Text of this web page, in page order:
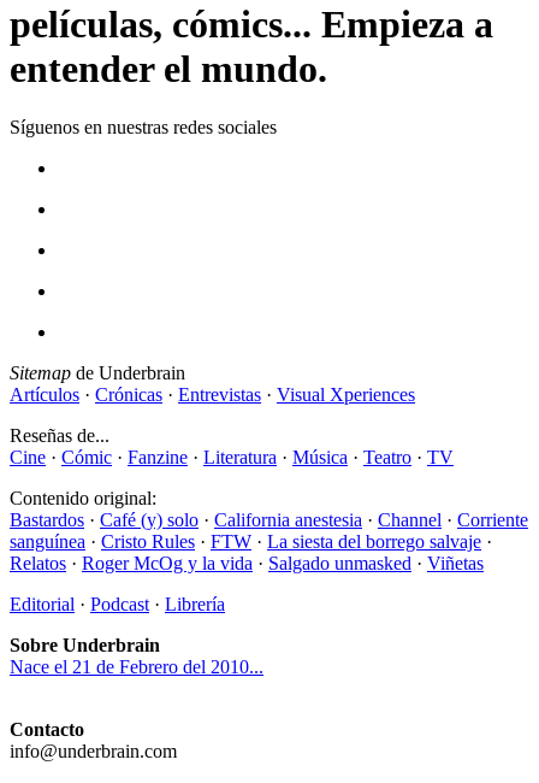
películas, cómics... Empieza a
entender el mundo.
Síguenos en nuestras redes sociales
Sitemap de Underbrain
Artículos · Crónicas · Entrevistas · Visual Xperiences
Reseñas de...
Cine · Cómic · Fanzine · Literatura · Música · Teatro · TV
Contenido original:
Bastardos · Café (y) solo · California anestesia · Channel · Corriente
sanguínea · Cristo Rules · FTW · La siesta del borrego salvaje ·
Relatos · Roger McOg y la vida · Salgado unmasked · Viñetas
Editorial · Podcast · Librería
Sobre Underbrain
Nace el 21 de Febrero del 2010...
Contacto
info@underbrain.com